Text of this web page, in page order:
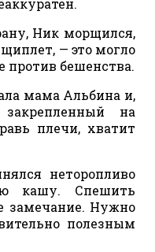
Ник морщился,
— это могло
против бешенства.
мама Альбина и,
на
плечи, хватит
неторопливо
кашу. Спешить
замечание. Нужно
полезным